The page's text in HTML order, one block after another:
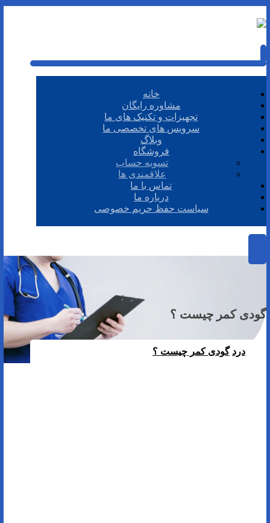
خانه
مشاوره رایگان
تجهیزات و تکنیک های ما
سرویس های تخصصی ما
وبلاگ
فروشگاه
تسویه حساب
علاقمندی ها
تماس با ما
درباره ما
سیاست حفظ حریم خصوصی
گودی کمر چیست ؟
درد گودی کمر چیست ؟